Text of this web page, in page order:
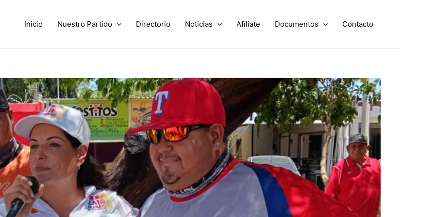
Inicio Nuestro Partido Directorio Noticias Afíliate Documentos Contacto